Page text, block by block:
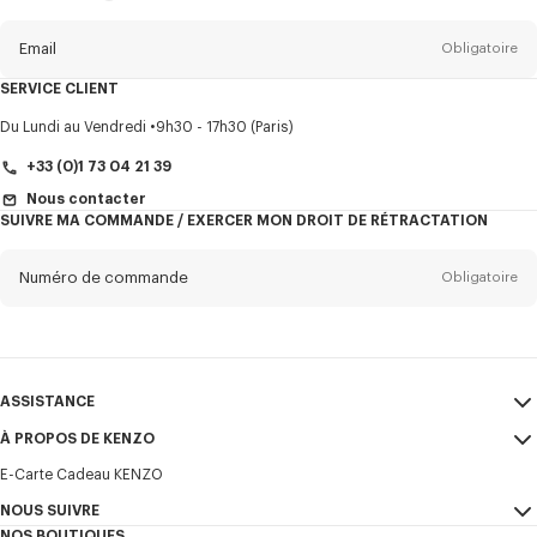
Email Obligatoire
Titre Obligatoire
évènements KENZO, qui peuvent être personnalisés, notamment sur les
SERVICE CLIENT
Du Lundi au Vendredi 9h30 - 17h30 (Paris)
+33 (0)1 73 04 21 39
Nous contacter
SUIVRE MA COMMANDE / EXERCER MON DROIT DE RÉTRACTATION
Numéro de commande Obligatoire
ASSISTANCE
Mon compte
ASSISTANCE
À PROPOS DE KENZO
CGV
Mentions Légales et CGU
E-Carte Cadeau KENZO
NOUS SUIVRE